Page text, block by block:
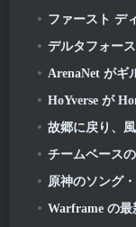
ファースト ディセンダ
デルタフォースが「シーズ
ArenaNet がギルド
HoYverse が
故郷に戻り、風
チームベースのサバイバル
原神のソング・オブ・ザ・ウ
Warframe の最